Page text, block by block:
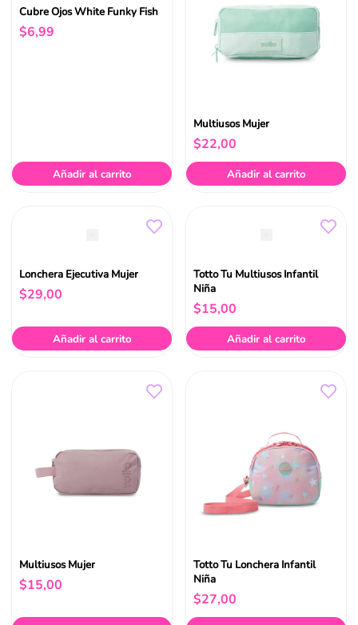
Cubre Ojos White Funky Fish
$6,99
Añadir al carrito
Multiusos Mujer
$22,00
Añadir al carrito
Lonchera Ejecutiva Mujer
$29,00
Añadir al carrito
Totto Tu Multiusos Infantil
Niña
$15,00
Añadir al carrito
Multiusos Mujer
$15,00
Totto Tu Lonchera Infantil
Niña
$27,00